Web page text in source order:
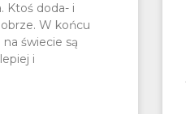
Ktoś doda- i
W końcu
na świecie są
i